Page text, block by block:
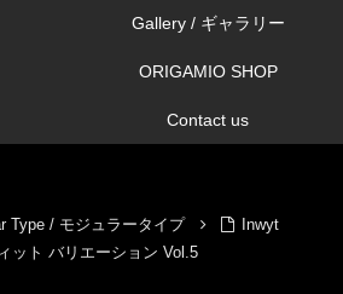
Gallery / ギャラリー
ORIGAMIO SHOP
Contact us
Type / モジュラータイプ
Inwyt
ット バリエーション Vol.5